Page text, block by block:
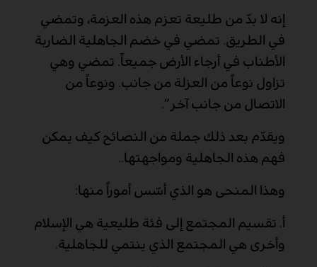
إنه لا بدّ من طليعة تعزم هذه العزمة، وتمضي
في الطريق. تمضي في خضم الجاهلية الضاربة
الأطناب في أرجاء الأرض جميعاً. تمضي وهي
تزاول نوعاً من العزلة من جانب. ونوعاً من
الاتصال من جانب آخر”.
ويقدّم بعد ذلك جملة من النصائح كيف يمكن
فهم هذه الجاهلية ومواجهتها..
وهذا المنحى هو الذي أسّس أموراً منها:
أ‌. تقسيم المجتمع إلى فئة طليعية هي الإسلام
وأخرى هي المجتمع الذي ينتمي للجاهلية.